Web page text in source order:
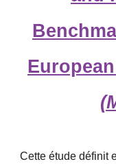
Cette étude définit